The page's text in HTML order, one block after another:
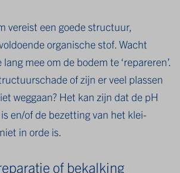
vereist een goede structuur,
organische stof. Wacht
mee om de bodem te ‘repareren’.
of zijn er veel plassen
weggaan? Het kan zijn dat de pH
en/of de bezetting van het klei-
in orde is.
of bekalking